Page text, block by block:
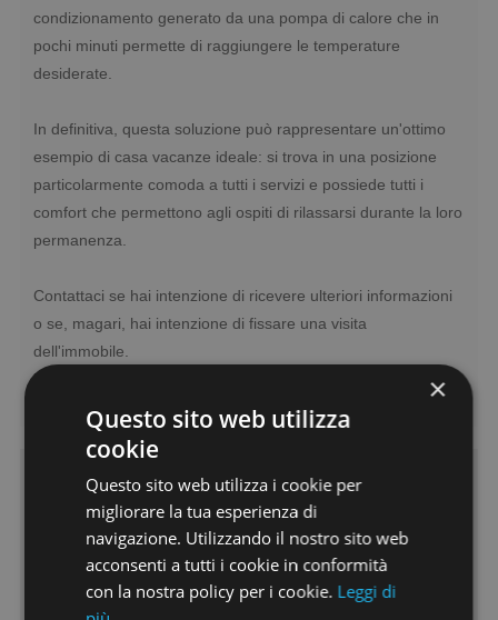
condizionamento generato da una pompa di calore che in
pochi minuti permette di raggiungere le temperature
desiderate.
In definitiva, questa soluzione può rappresentare un'ottimo
esempio di casa vacanze ideale: si trova in una posizione
particolarmente comoda a tutti i servizi e possiede tutti i
comfort che permettono agli ospiti di rilassarsi durante la loro
permanenza.
Contattaci se hai intenzione di ricevere ulteriori informazioni
o se, magari, hai intenzione di fissare una visita
dell'immobile.
info@immobiliarelafenice-sp.it
Caratteristiche
Riscaldamento:Autonomo
Vani:3
Camere:1
×
Questo sito web utilizza
cookie
Questo sito web utilizza i cookie per
migliorare la tua esperienza di
navigazione. Utilizzando il nostro sito web
acconsenti a tutti i cookie in conformità
con la nostra policy per i cookie. Leggi di